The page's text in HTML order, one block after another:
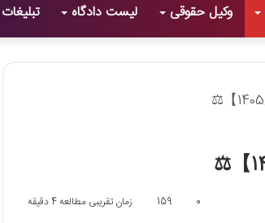
وکیل حقوقی لیست دادگاه تبلیغات
0
159 زمان تقریبی مطالعه 4 دقیقه